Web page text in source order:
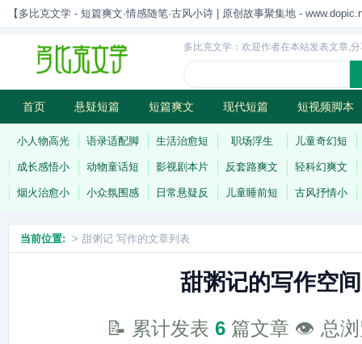
【多比克文学 - 短篇爽文·情感随笔·古风小诗 | 原创故事聚集地 -
多比克文学：欢迎作者在本站发表文章,
首页 悬疑短篇 短篇爽文 现代短篇 短视频脚本
古风小诗 科幻短篇 现代小诗 连载
小人物高光 语录适配脚 生活治愈短 职场浮生 儿童奇幻短
成长感悟小 动物童话短 影视剧本片 反套路爽文 轻科幻爽文
烟火治愈小 小众氛围感 日常悬疑反 儿童睡前短 古风抒情小
当前位置: > 甜粥记 写作的文章列表
甜粥记的写作空间
📝 累计发表 6篇文章 👁️ 总